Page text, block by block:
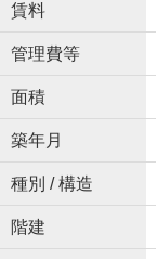
賃料
管理費等
面積
築年月
種別 / 構造
階建